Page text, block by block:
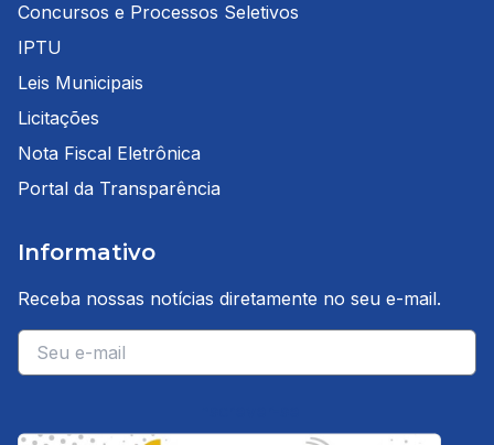
Concursos e Processos Seletivos
IPTU
Leis Municipais
Licitações
Nota Fiscal Eletrônica
Portal da Transparência
Informativo
Receba nossas notícias diretamente no seu e-mail.
E-mail